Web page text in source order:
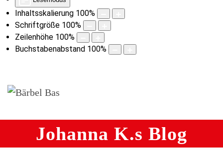
Inhaltsskalierung 100%
Schriftgröße 100%
Zeilenhöhe 100%
Buchstabenabstand 100%
Johanna K.s Blog